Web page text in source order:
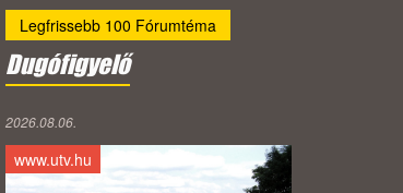
Legfrissebb 100 Fórumtéma
Dugófigyelő
2026.08.06.
www.utv.hu